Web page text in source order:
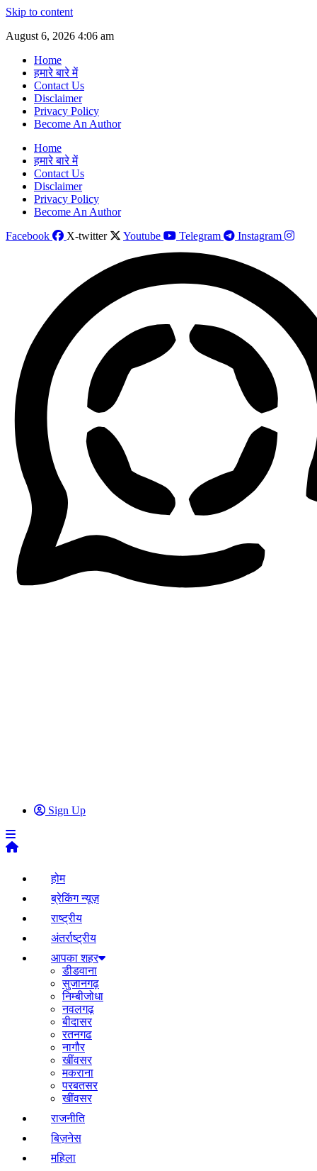
Skip to content
August 6, 2026 4:06 am
Home
हमारे बारे में
Contact Us
Disclaimer
Privacy Policy
Become An Author
Home
हमारे बारे में
Contact Us
Disclaimer
Privacy Policy
Become An Author
Facebook
X-twitter Youtube Telegram Instagram
Sign Up
होम
ब्रेकिंग न्यूज़
राष्ट्रीय
अंतर्राष्ट्रीय
आपका शहर
डीडवाना
सुजानगढ़
निम्बीजोधा
नवलगढ़
बीदासर
रतनगढ
नागौर
खींवसर
मकराना
परबतसर
खींवसर
राजनीति
बिज़नेस
महिला